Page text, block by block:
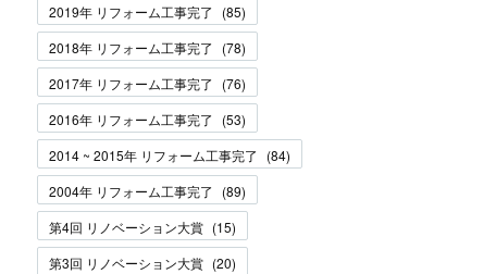
2019年 リフォーム工事完了
(85)
2018年 リフォーム工事完了
(78)
2017年 リフォーム工事完了
(76)
2016年 リフォーム工事完了
(53)
2014 ~ 2015年 リフォーム工事完了
(84)
2004年 リフォーム工事完了
(89)
第4回 リノベーション大賞 (15)
第3回 リノベーション大賞 (20)